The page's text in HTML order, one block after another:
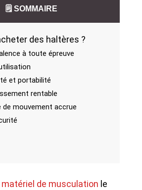
🗒️ SOMMAIRE
des haltères ?
à toute épreuve
et portabilité
rentable
de mouvement accrue
matériel de musculation le